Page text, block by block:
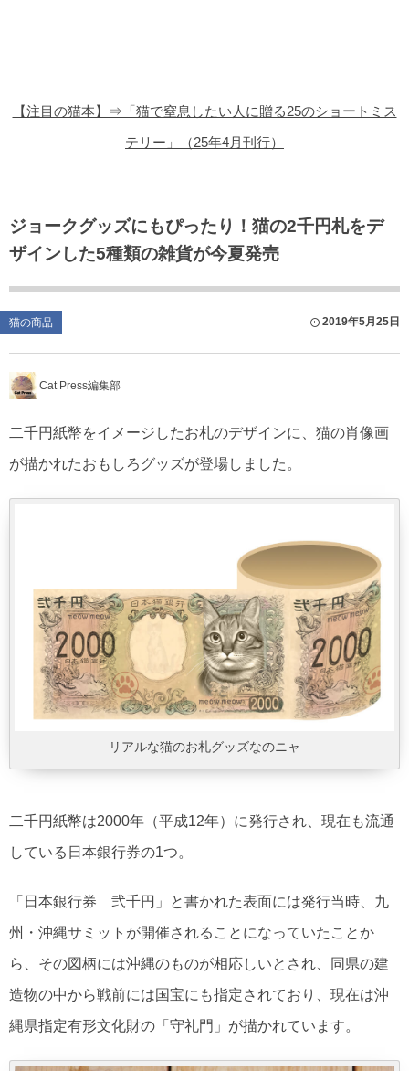
【注目の猫本】⇒「猫で窒息したい人に贈る25のショートミス
テリー」（25年4月刊行）
ジョークグッズにもぴったり！猫の2千円札をデ
ザインした5種類の雑貨が今夏発売
猫の商品 2019年5月25日
Cat Press編集部
二千円紙幣をイメージしたお札のデザインに、猫の肖像画
が描かれたおもしろグッズが登場しました。
リアルな猫のお札グッズなのニャ
二千円紙幣は2000年（平成12年）に発行され、現在も流通
している日本銀行券の1つ。
「日本銀行券 弐千円」と書かれた表面には発行当時、九
州・沖縄サミットが開催されることになっていたことか
ら、その図柄には沖縄のものが相応しいとされ、同県の建
造物の中から戦前には国宝にも指定されており、現在は沖
縄県指定有形文化財の「守礼門」が描かれています。
猫のゲーム・アプリ
猫のフリー写真素材